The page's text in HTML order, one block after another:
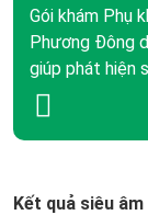
Gói khám Phụ
Phương Đông
giúp phát hiện
Kết quả siêu